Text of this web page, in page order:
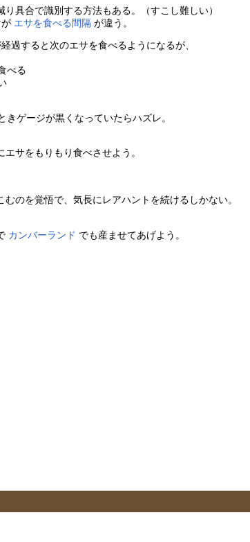
具合で識別する方法もある。（すこし難しい）
エサを食べる間隔 が違う。
過すると次のエサを食べるようになるが、
べる
ゲージが黒くなっていたらハズレ。
サをもりもり食べさせよう。
のを覚悟で、気長にレアハントを続けるしかない。
カンバーランド でも産ませてあげよう。